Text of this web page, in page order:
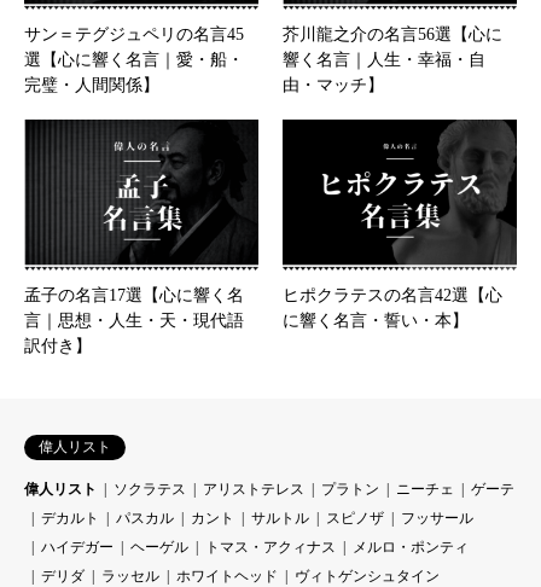
サン＝テグジュペリの名言45
選【心に響く名言｜愛・船・
完璧・人間関係】
芥川龍之介の名言56選【心に
響く名言｜人生・幸福・自
由・マッチ】
孟子の名言17選【心に響く名
言｜思想・人生・天・現代語
訳付き】
ヒポクラテスの名言42選【心
に響く名言・誓い・本】
偉人リスト
偉人リスト ソクラテス アリストテレス プラトン ニーチェ
ゲーテ
デカルト
パスカル カント サルトル スピノザ
フッサール
ハイデガー
ヘーゲル トマス・アクィナス
メルロ・ポンティ
デリダ
ラッセル ホワイトヘッド
ヴィトゲンシュタイン